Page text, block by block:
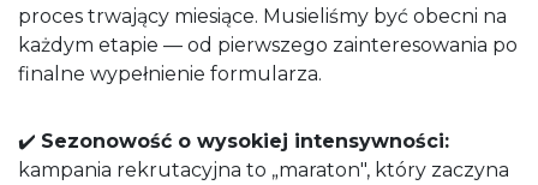
proces trwający miesiące. Musieliśmy być obecni na
każdym etapie — od pierwszego zainteresowania po
finalne wypełnienie formularza.
✔️ Sezonowość o wysokiej intensywności:
kampania rekrutacyjna to „maraton", który zaczyna